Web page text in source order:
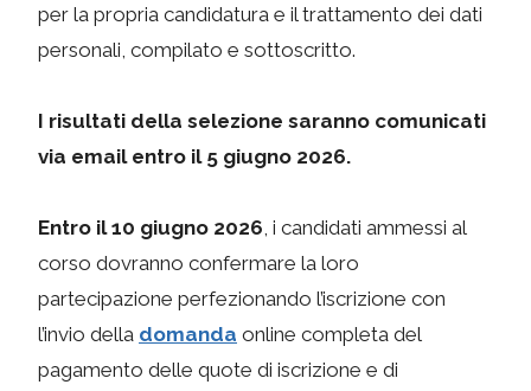
per la propria candidatura e il trattamento dei dati
personali, compilato e sottoscritto.
I risultati della selezione saranno comunicati
via email entro il 5 giugno 2026.
Entro il 10 giugno 2026 , i candidati ammessi al
corso dovranno confermare la loro
partecipazione perfezionando l’iscrizione con
l’invio della domanda online completa del
pagamento delle quote di iscrizione e di